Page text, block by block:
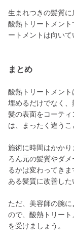
生まれつきの髪質
酸熱トリートメン
ートメントは向いて
まとめ
酸熱トリートメン
埋めるだけでなく、
髪の表面をコーテ
は、まったく違うこ
施術に時間はかか
ろん元の髪質やダ
るかは変わってき
ある髪質に改善した
ただ、美容師の腕
ので、酸熱トリー
を受けましょう。